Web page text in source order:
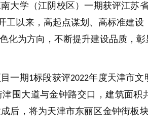
大学（江阴校区）一期获评江苏
工以来，高起点谋划、高标准建
化为方向，不断提升建设品质，
一期1标段获评2022年度天津市文
围大道与金钟路交口，建筑面积
后，将为天津市东丽区金钟街板